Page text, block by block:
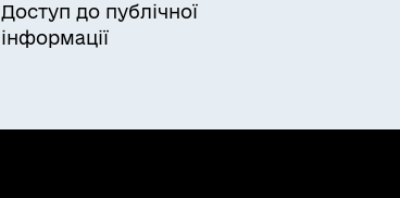
Доступ до публічної
інформації